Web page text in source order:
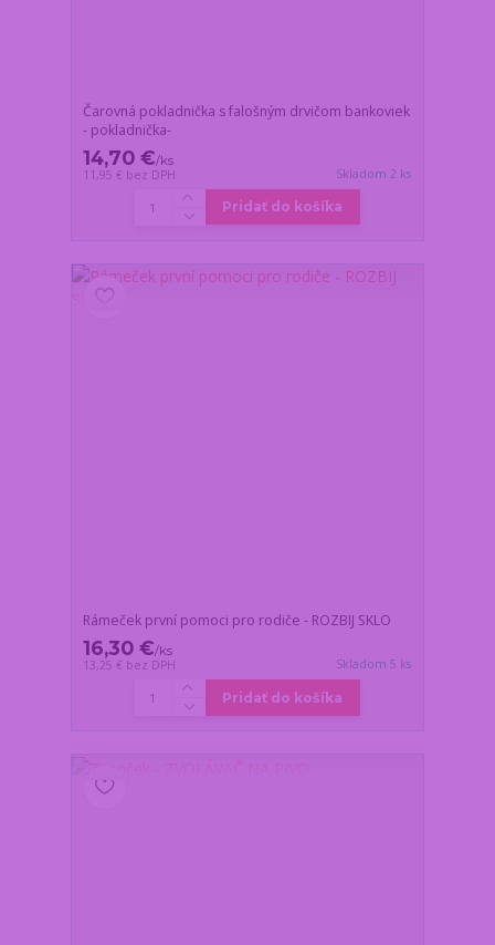
Čarovná pokladnička s falošným drvičom bankoviek
- pokladnička-
14,70 €/ks
11,95 € bez DPH Skladom 2 ks
Pridať do košíka
Rámeček první pomoci pro rodiče - ROZBIJ SKLO
16,30 €/ks
13,25 € bez DPH Skladom 5 ks
Pridať do košíka